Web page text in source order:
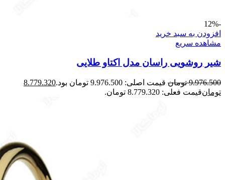
-12%
افزودن به سبد خرید
مشاهده سریع
شیر روشویی راسان مدل اکتاو طلایی
9.976.500 تومان قیمت اصلی: 9.976.500 تومان بود.
8.779.320
تومانقیمت فعلی: 8.779.320 تومان.